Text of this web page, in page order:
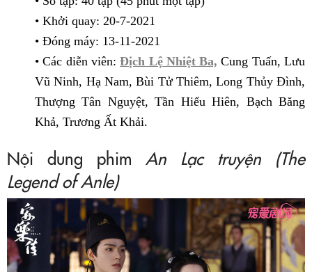
• Khởi quay: 20-7-2021
• Đóng máy: 13-11-2021
• Các diễn viên:Địch Lệ Nhiệt Ba, Cung Tuấn, Lưu
Vũ Ninh, Hạ Nam, Bùi Tử Thiêm, Long Thủy Đình,
Thượng Tân Nguyệt, Tần Hiểu Hiên, Bạch Băng
Khả, Trương Ất Khải.
Nội dung phim An Lạc truyện (The
Legend of Anle)